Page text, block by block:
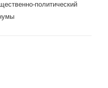
политический